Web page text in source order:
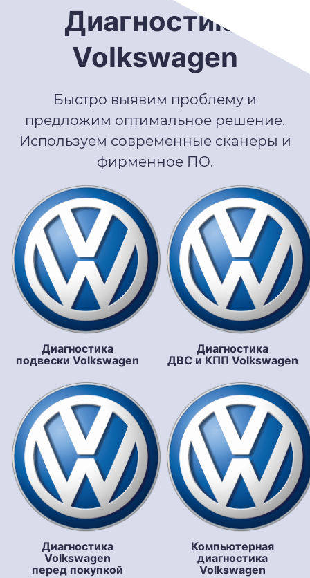
Диагностика
Volkswagen
Быстро выявим проблему и
предложим оптимальное решение.
Используем современные сканеры и
фирменное ПО.
Диагностика
подвески Volkswagen
Диагностика
ДВС и КПП Volkswagen
Диагностика
Volkswagen
перед покупкой
Компьютерная
диагностика
Volkswagen